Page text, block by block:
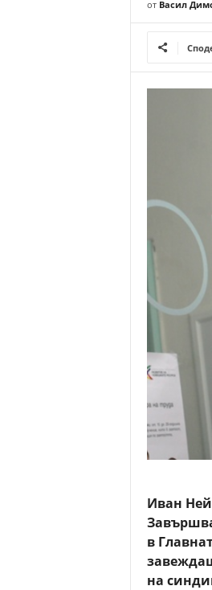
от Васил
Иван
в
на